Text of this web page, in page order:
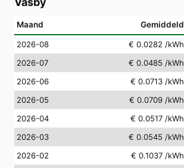
Maand Gemiddeld
2026-08 € 0.0282 /kWh
2026-07
€ 0.0485 /kWh
2026-06
€ 0.0713 /kWh
2026-05
€ 0.0709 /kWh
2026-04
€ 0.0517 /kWh
2026-03
€ 0.0545 /kWh
2026-02
€ 0.1037 /kWh